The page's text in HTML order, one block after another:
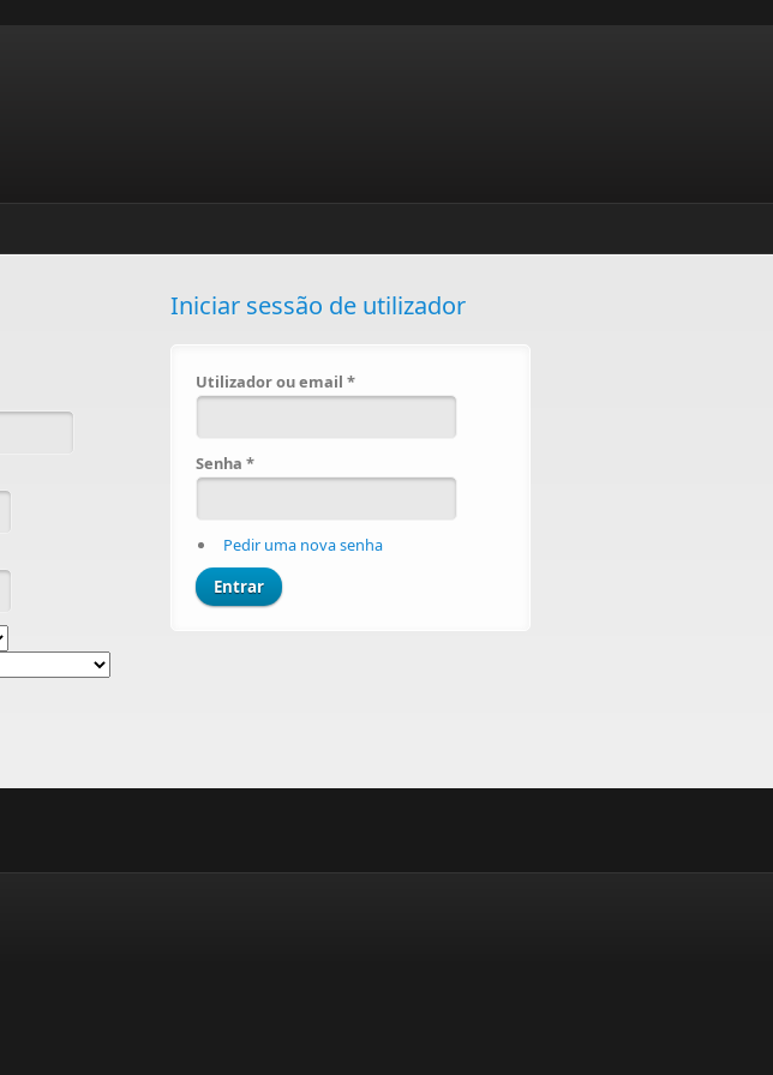
Iniciar sessão de utilizador
Utilizador ou email *
Senha *
Pedir uma nova senha